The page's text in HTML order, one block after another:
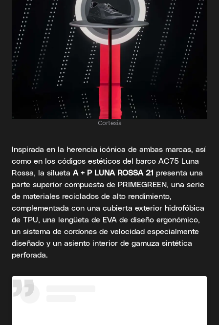
Cortesía
Inspirada en la herencia icónica de ambas marcas, así
como en los códigos estéticos del barco AC75 Luna
Rossa, la silueta A + P LUNA ROSSA 21 presenta una
parte superior compuesta de PRIMEGREEN, una serie
de materiales reciclados de alto rendimiento,
complementada con una cubierta exterior hidrofóbica
de TPU, una lengüeta de EVA de diseño ergonómico,
un sistema de cordones de velocidad especialmente
diseñado y un asiento interior de gamuza sintética
perforada.